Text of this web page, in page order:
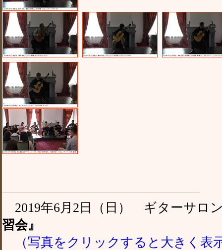
2019年6月2日（日） ギターサ
習会』
（写真をクリックすると大きく表